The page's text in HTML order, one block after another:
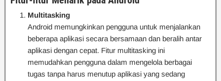
Multitasking
Android memungkinkan pengguna untuk menjalankan
beberapa aplikasi secara bersamaan dan beralih antar
aplikasi dengan cepat. Fitur multitasking ini
memudahkan pengguna dalam mengelola berbagai
tugas tanpa harus menutup aplikasi yang sedang